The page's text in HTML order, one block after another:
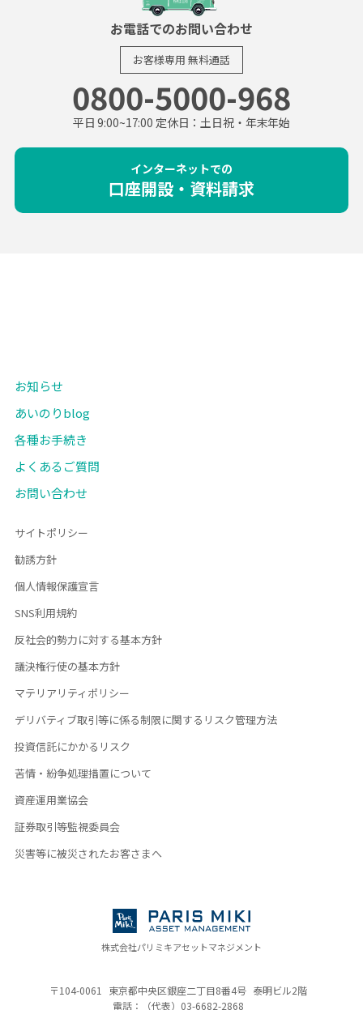
お電話でのお問い合わせ
お客様専用 無料通話
0800-5000-968
平日 9:00~17:00 定休日：土日祝・年末年始
インターネットでの
口座開設・資料請求
お知らせ
あいのりblog
各種お手続き
よくあるご質問
お問い合わせ
サイトポリシー
勧誘方針
個人情報保護宣言
SNS利用規約
反社会的勢力に対する基本方針
議決権行使の基本方針
マテリアリティポリシー
デリバティブ取引等に係る制限に関するリスク管理方法
投資信託にかかるリスク
苦情・紛争処理措置について
資産運用業協会
証券取引等監視委員会
災害等に被災されたお客さまへ
株式会社パリミキアセットマネジメント
〒104-0061 東京都中央区銀座二丁目8番4号 泰明ビル2階
電話：（代表） 03-6682-2868